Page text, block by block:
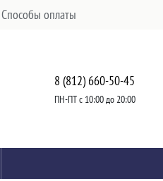
Способы оплаты
8 (812) 660-50-45
ПН-ПТ с 10:00 до 20:00